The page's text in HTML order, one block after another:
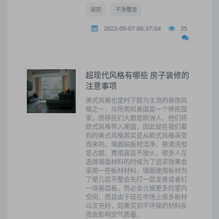
讲究 干净整洁
2022-09-07 06:37:04 35
超现代风格有哪些 房子装修的
注意事项
美式风格也是时下颇为主流的装饰风
格之一，众所周知美国是一个移民国
家，而移民们大都是欧洲人，他们将
欧式风格带入美国，因此现在我们看
到的美式风格其实是从欧式风格演变
而来的。墙面贴板材洁净、易清洗但
是占据、费用高且不放火，很多人在
选择墙面材料的时候为了追求效果会
采用一些板材材料，墙面使用板材为
了使几层平整会先打一层龙骨或者钉
一块基层板，势必会占据更多的室内
空间，而且由于现在市场上很多板材
以次充好，如果买到不环保的材料反
而会影响空气质量。